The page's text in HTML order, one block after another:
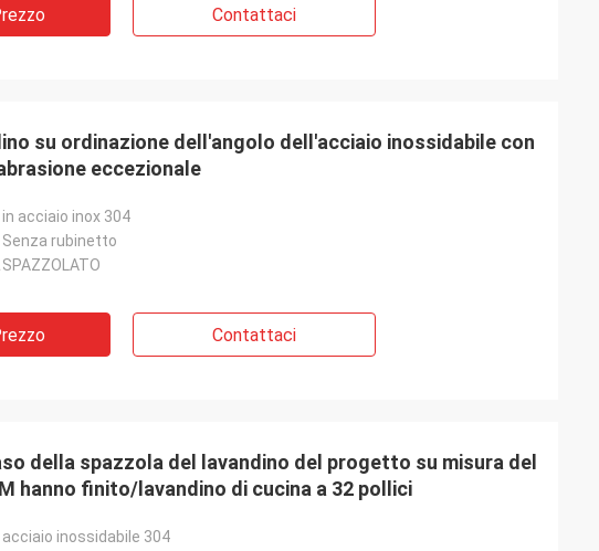
Contattaci
su ordinazione dell'angolo dell'acciaio inossidabile con
eccezionale
in acciaio inox 304
Senza rubinetto
SPAZZOLATO
Contattaci
della spazzola del lavandino del progetto su misura del
hanno finito/lavandino di cucina a 32 pollici
acciaio inossidabile 304